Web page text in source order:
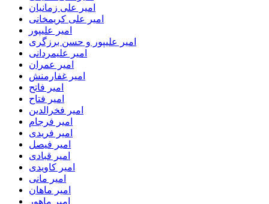
امیر علی زمانیان
امیر علی کریمخانی
امیر علیپور
امیر علیپور و حسن برزگری
امیر علیمردانی
امیر عمران
امیر غفارمنش
امیر فاتح
امیر فتاح
امیر فخرالدین
امیر فرجام
امیر فریدی
امیر فیصل
امیر قبادی
امیر کاویدی
امیر مانی
امیر ماهان
امیر ماهور